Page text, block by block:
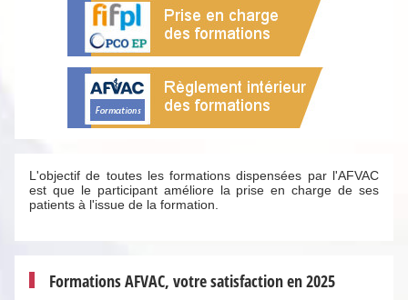
L'objectif de toutes les formations dispensées par l'AFVAC
est que le participant améliore la prise en charge de ses
patients à l'issue de la formation.
Formations AFVAC, votre satisfaction en 2025